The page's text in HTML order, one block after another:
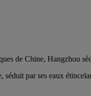
de Chine, Hangzhou
par ses eaux